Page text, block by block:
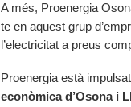
A més, Proenergia
te en aquest grup
l’electricitat a preus
Proenergia està
econòmica d’Osona i